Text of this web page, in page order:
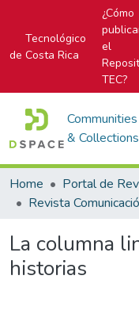
Tecnológico
de Costa Rica
¿Cómo
el
TEC?
Communities
& Collections
Home
Revista
La columna
historias